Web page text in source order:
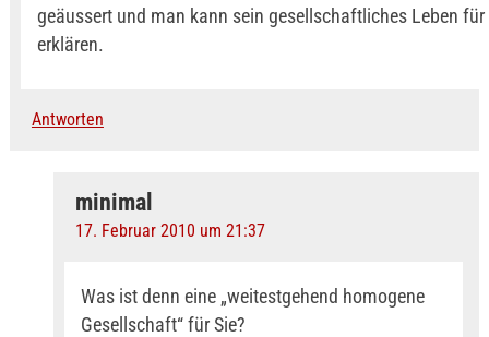
geäussert und man kann sein gesellschaftliches Leben für
erklären.
Antworten
minimal
17. Februar 2010 um 21:37
Was ist denn eine „weitestgehend homogene
Gesellschaft“ für Sie?